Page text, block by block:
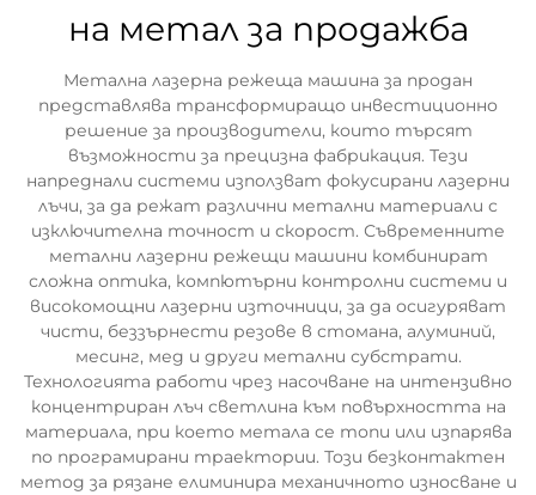
на метал за продажба
Метална лазерна режеща машина за продан
представлява трансформиращо инвестиционно
решение за производители, които търсят
възможности за прецизна фабрикация. Тези
напреднали системи използват фокусирани лазерни
лъчи, за да режат различни метални материали с
изключителна точност и скорост. Съвременните
метални лазерни режещи машини комбинират
сложна оптика, компютърни контролни системи и
високомощни лазерни източници, за да осигуряват
чисти, беззърнести резове в стомана, алуминий,
месинг, мед и други метални субстрати.
Технологията работи чрез насочване на интензивно
концентриран лъч светлина към повърхността на
материала, при което метала се топи или изпарява
по програмирани траектории. Този безконтактен
метод за рязане елиминира механичното износване и